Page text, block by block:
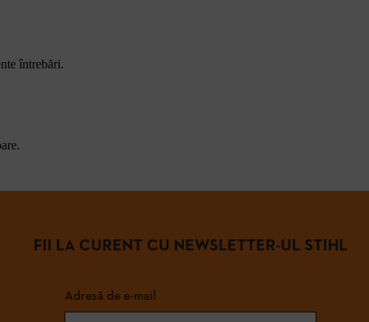
întrebări.
FII LA CURENT CU NEWSLETTER-UL STIHL
Adresă de e-mail